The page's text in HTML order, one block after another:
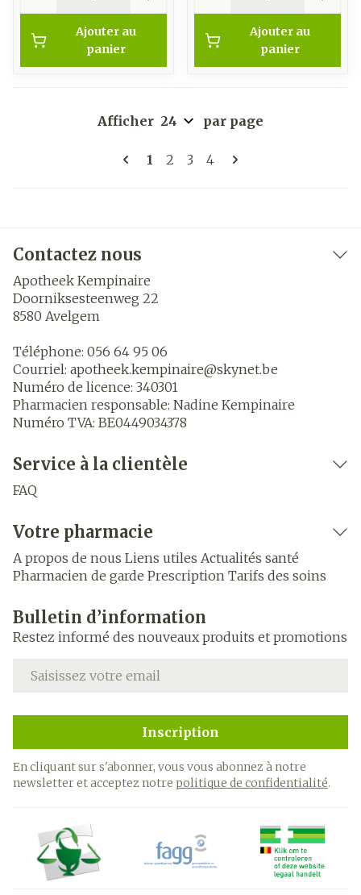
Ajouter au
panier
Ajouter au
panier
Pages
Vous lisez actuellement la
1 Page
2 Page
3 Page
4
Afficher par page
Contactez nous
Apotheek Kempinaire
Doorniksesteenweg 22
8580 Avelgem
Téléphone: 056 64 95 06
Courriel: apotheek.kempinaire@skynet.be
Numéro de licence: 340301
Pharmacien responsable: Nadine Kempinaire
Numéro TVA: BE0449034378
Service à la clientèle
FAQ
Votre pharmacie
A propos de nous Liens utiles Actualités santé
Pharmacien de garde Prescription Tarifs des soins
Bulletin d’information
Restez informé des nouveaux produits et promotions
Adresse mail
Inscription
En cliquant sur s'abonner, vous vous abonnez à notre
newsletter et acceptez notre politique de confidentialité.